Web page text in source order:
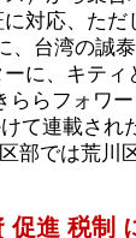
対応、た
、台湾の誠
に、キテ
ららフォワ
て連載され
部では荒川
促進 税制